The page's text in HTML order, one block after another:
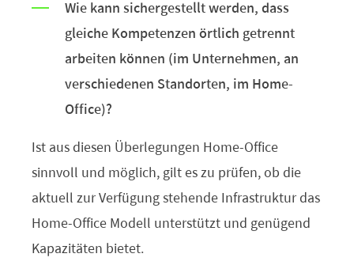
Wie kann sichergestellt werden, dass
gleiche Kompetenzen örtlich getrennt
arbeiten können (im Unternehmen, an
verschiedenen Standorten, im Home-
Office)?
Ist aus diesen Überlegungen Home-Office
sinnvoll und möglich, gilt es zu prüfen, ob die
aktuell zur Verfügung stehende Infrastruktur das
Home-Office Modell unterstützt und genügend
Kapazitäten bietet.